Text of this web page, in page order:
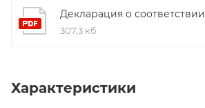
Декларация о соответствии
307,3 кб
Характеристики